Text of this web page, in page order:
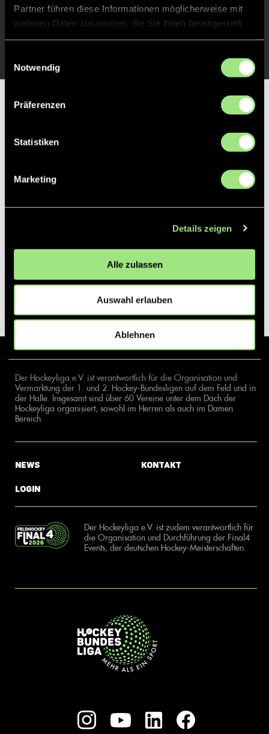
Partner führen diese Informationen möglicherweise mit
weiteren Daten zusammen, die Sie ihnen bereitgestellt
Notwendig
Präferenzen
Statistiken
Marketing
Details zeigen
Alle zulassen
Auswahl erlauben
Ablehnen
Partner
Der Hockeyliga e.V. ist verantwortlich für die Organisation und
Vermarktung der 1. und 2. Hockey-Bundesligen auf dem Feld und in
der Halle. Insgesamt sind über 60 Vereine unter dem Dach der
Hockeyliga organisiert, sowohl im Herren als auch im Damen
Bereich.
News
Login
Kontakt
Der Hockeyliga e.V. ist zudem verantwortlich für
die Organisation und Durchführung der Final4
Events, der deutschen Hockey-Meisterschaften.